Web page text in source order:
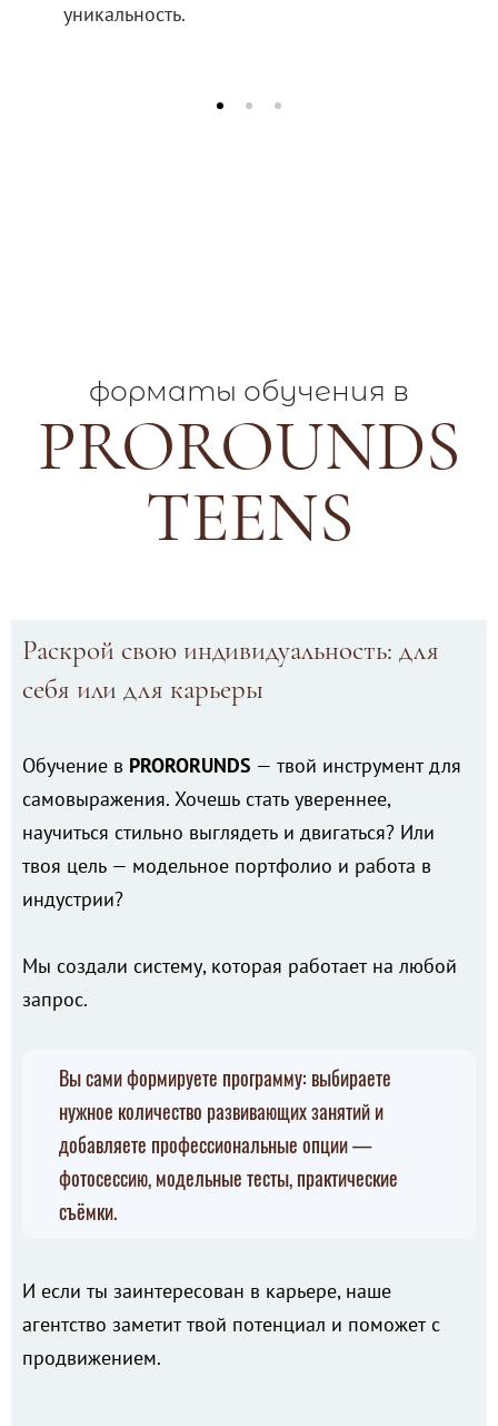
уникальность.
форматы обучения в
PROROUNDS
TEENS
Раскрой свою индивидуальность: для
себя или для карьеры
Обучение в PRORORUNDS — твой инструмент для
самовыражения. Хочешь стать увереннее,
научиться стильно выглядеть и двигаться? Или
твоя цель — модельное портфолио и работа в
индустрии?
Мы создали систему, которая работает на любой
запрос.
Вы сами формируете программу: выбираете
нужное количество развивающих занятий и
добавляете профессиональные опции —
фотосессию, модельные тесты, практические
съёмки.
И если ты заинтересован в карьере, наше
агентство заметит твой потенциал и поможет с
продвижением.